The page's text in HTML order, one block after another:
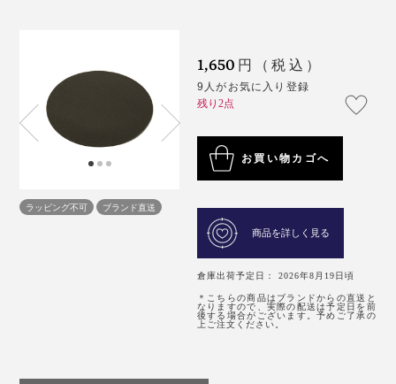
ラッピング不可 ブランド直送
1,650 円（税込）
9人がお気に入り登録
残り2点
お買い物カゴへ
商品を詳しく見る
倉庫出荷予定日： 2026年8月19日頃
＊こちらの商品はブランドからの直送と
なりますので、実際の配送は予定日を前
後する場合がございます。予めご了承の
上ご注文ください。